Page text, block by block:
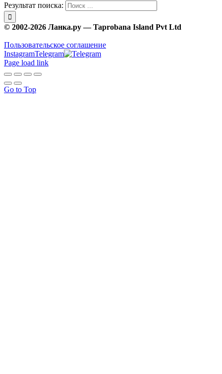
Результат поиска:
© 2002-2026 Ланка.ру — Taprobana Island Pvt Ltd
Пользовательское соглашение
InstagramTelegram
Page load link
Go to Top